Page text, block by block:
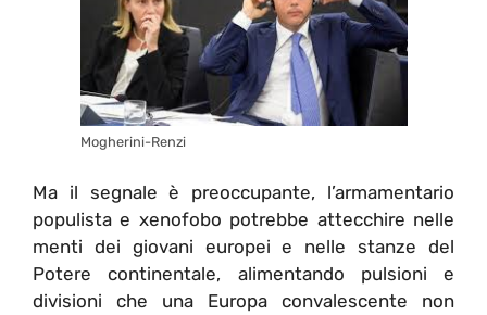
Mogherini-Renzi
Ma il segnale è preoccupante, l’armamentario
populista e xenofobo potrebbe attecchire nelle
menti dei giovani europei e nelle stanze del
Potere continentale, alimentando pulsioni e
divisioni che una Europa convalescente non